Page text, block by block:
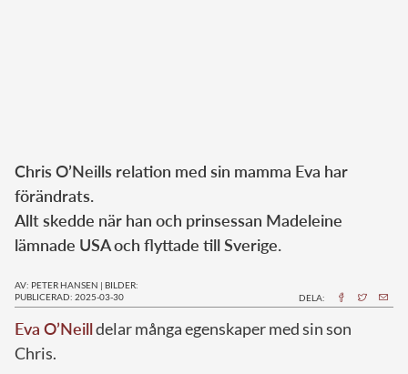
Chris O’Neills relation med sin mamma Eva har
förändrats.
Allt skedde när han och prinsessan Madeleine
lämnade USA och flyttade till Sverige.
AV: PETER HANSEN | BILDER:
PUBLICERAD: 2025-03-30
DELA:
Eva O’Neilldelar många egenskaper med sin son
Chris.